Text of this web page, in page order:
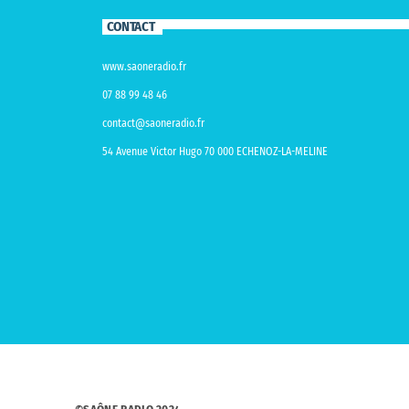
CONTACT
www.saoneradio.fr
07 88 99 48 46
contact@saoneradio.fr
54 Avenue Victor Hugo 70 000 ECHENOZ-LA-MELINE